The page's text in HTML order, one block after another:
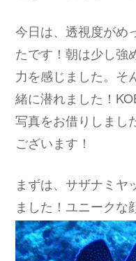
今日は、透視度がめ
たです！朝は少し強
力を感じました。そ
緒に潜れました！
写真をお借りしまし
ございます！
まずは、サザナミヤ
ました！ユニークな